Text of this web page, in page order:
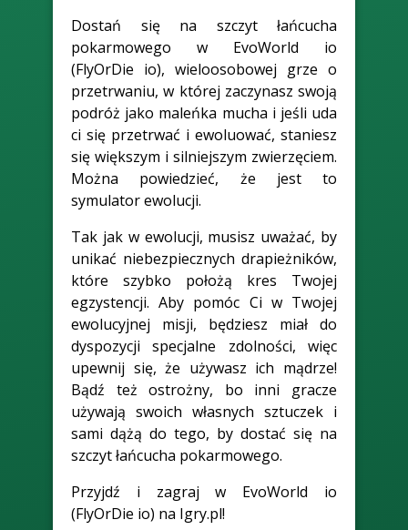
Dostań się na szczyt łańcucha
pokarmowego w EvoWorld io
(FlyOrDie io), wieloosobowej grze o
przetrwaniu, w której zaczynasz swoją
podróż jako maleńka mucha i jeśli uda
ci się przetrwać i ewoluować, staniesz
się większym i silniejszym zwierzęciem.
Można powiedzieć, że jest to
symulator ewolucji.
Tak jak w ewolucji, musisz uważać, by
unikać niebezpiecznych drapieżników,
które szybko położą kres Twojej
egzystencji. Aby pomóc Ci w Twojej
ewolucyjnej misji, będziesz miał do
dyspozycji specjalne zdolności, więc
upewnij się, że używasz ich mądrze!
Bądź też ostrożny, bo inni gracze
używają swoich własnych sztuczek i
sami dążą do tego, by dostać się na
szczyt łańcucha pokarmowego.
Przyjdź i zagraj w EvoWorld io
(FlyOrDie io) na Igry.pl!